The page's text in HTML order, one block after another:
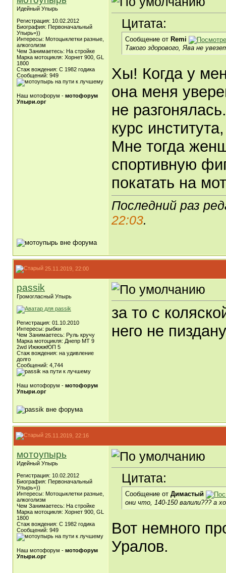
Идейный Упырь
Регистрация: 10.02.2012
Биография: Первоначальный
Упырь=))
Интересы: Мотоцыклетки разные,
алкоголизм
Чем Занимаетесь: На стройке
Марка мотоцикля: Хорнет 900, GL
1800
Стаж вождения: С 1982 годика
Сообщений: 949
Наш мотофорум - мотофорум
Упыри.орг
Цитата:
Сообщение от Remi
Такого здорового, Ява не
Хы! Когда у
она меня
не
курс
Мне тогда
спортивную
покатать на
Последний раз
22:03.
25.11.2019, 22:00
passik
Громогласный Упырь
Регистрация: 01.10.2010
Интересы: рыбки
Чем Занимаетесь: Руль кручу
Марка мотоцикля: Днепр МТ 9
2wd ИжжжжЮП 5
Стаж вождения: на удивление
долго
Сообщений: 4,744
Наш мотофорум - мотофорум
Упыри.орг
за то с
него не
25.11.2019, 22:16
мотоупырь
Идейный Упырь
Регистрация: 10.02.2012
Биография: Первоначальный
Упырь=))
Интересы: Мотоцыклетки разные,
алкоголизм
Чем Занимаетесь: На стройке
Марка мотоцикля: Хорнет 900, GL
1800
Стаж вождения: С 1982 годика
Сообщений: 949
Наш мотофорум - мотофорум
Упыри.орг
Цитата:
Сообщение от Димастый
они что, 140-150 валили??? а
Вот немного
Уралов.